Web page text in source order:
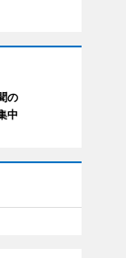
の
中